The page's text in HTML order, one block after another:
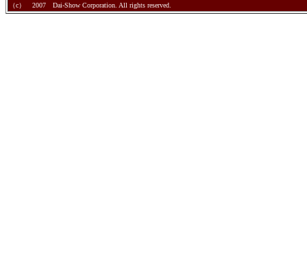
（c） 2007 Dai-Show Corporation. All rights reserved.